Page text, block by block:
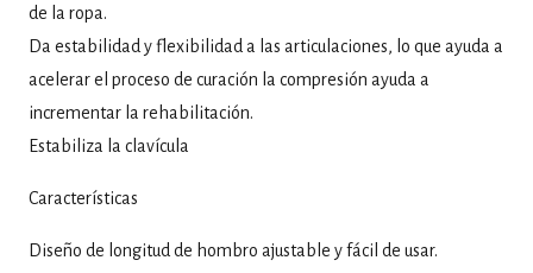
de la ropa.
Da estabilidad y flexibilidad a las articulaciones, lo que ayuda a
acelerar el proceso de curación la compresión ayuda a
incrementar la rehabilitación.
Estabiliza la clavícula
Características
Diseño de longitud de hombro ajustable y fácil de usar.